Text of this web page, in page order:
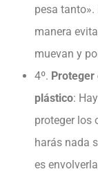
pesa tanto».
manera
muevan y
4º.
plástico:
proteger los
harás nada
es